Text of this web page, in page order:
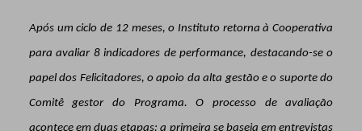
Após um ciclo de 12 meses, o Instituto retorna à Cooperativa
para avaliar 8 indicadores de performance, destacando-se o
papel dos Felicitadores, o apoio da alta gestão e o suporte do
Comitê gestor do Programa. O processo de avaliação
acontece em duas etapas: a primeira se baseia em entrevistas